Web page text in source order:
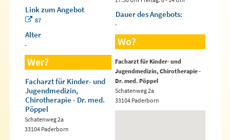
Link zum Angebot
87
Alter
-
Wer?
Facharzt für Kinder- und
Jugendmedizin,
Chirotherapie - Dr. med.
Pöppel
Schatenweg 2a
33104 Paderborn
Dauer des Angebots:
-
Wo?
Facharzt für Kinder- und
Jugendmedizin, Chirotherapie -
Dr. med. Pöppel
Schatenweg 2a
33104 Paderborn